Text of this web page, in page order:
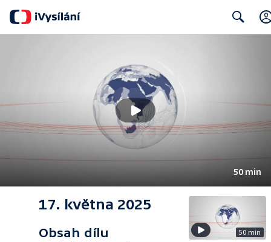
50 min
17. května 2025
Obsah dílu
50 min